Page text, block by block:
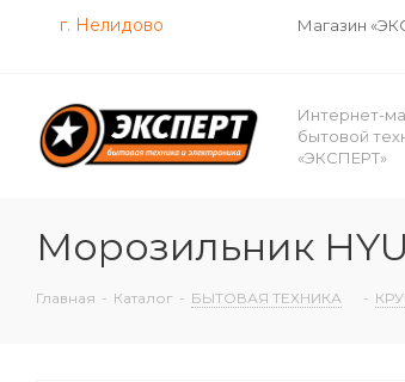
г. Нелидово Магазин
Интернет-
бытовой
«ЭКСПЕРТ»
Морозильник
Главная - Каталог - БЫТОВАЯ ТЕХНИКА -